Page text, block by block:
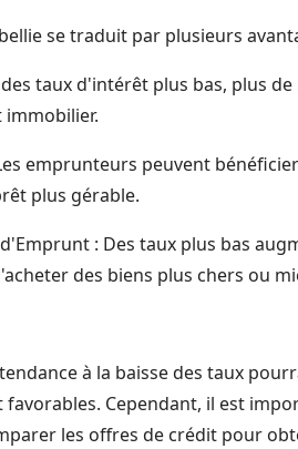
se traduit par plusieurs
taux d'intérêt plus bas, plus
emprunteurs peuvent
plus gérable.
: Des taux plus bas
des biens plus chers ou
à la baisse des taux
Cependant, il est
les offres de crédit pour